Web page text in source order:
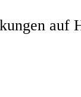
auf